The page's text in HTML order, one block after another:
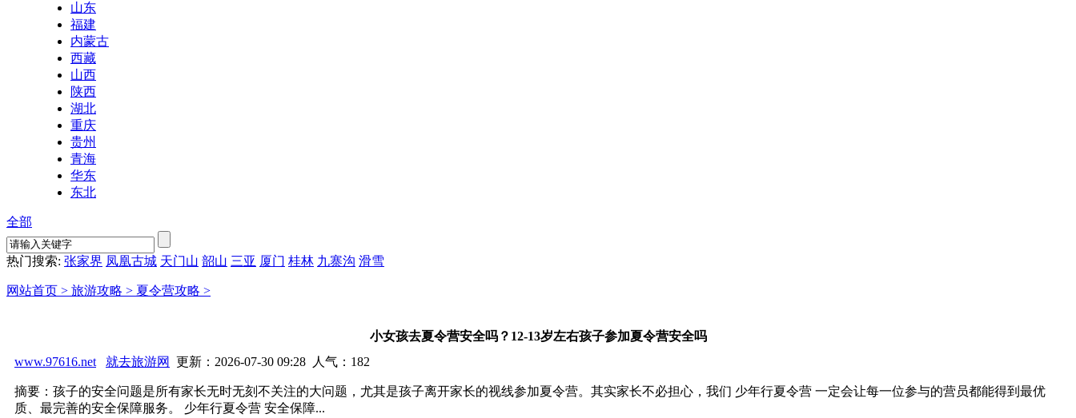
山东
福建
内蒙古
西藏
山西
陕西
湖北
重庆
贵州
青海
华东
东北
全部
热门搜索: 张家界 凤凰古城 天门山 韶山 三亚 厦门 桂林 九寨沟 滑雪
网站首页 > 旅游攻略 > 夏令营攻略 >
小女孩去夏令营安全吗？12-13岁左右孩子参加夏令营安全吗
www.97616.net
就去旅游网 更新：2026-07-30 09:28 人气： 182
摘要：孩子的安全问题是所有家长无时无刻不关注的大问题，尤其是孩子离开家长的视线参加夏令营。其实家长不必担心，我们 少年行夏令营 一定会让每一位参与的营员都能得到最优
质、最完善的安全保障服务。 少年行夏令营 安全保障...